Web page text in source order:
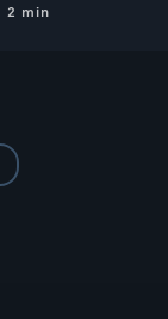
2 min